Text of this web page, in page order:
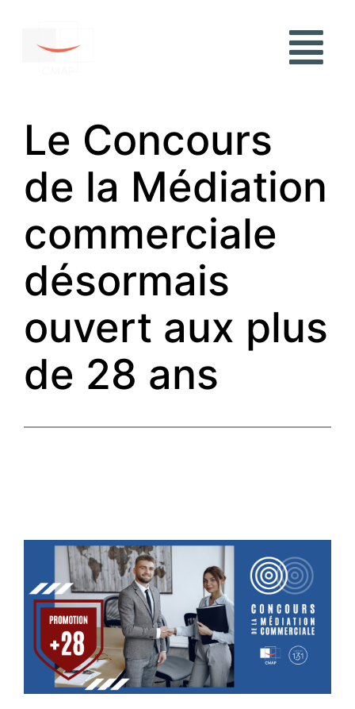
Le Concours
de la Médiation
commerciale
désormais
ouvert aux plus
de 28 ans